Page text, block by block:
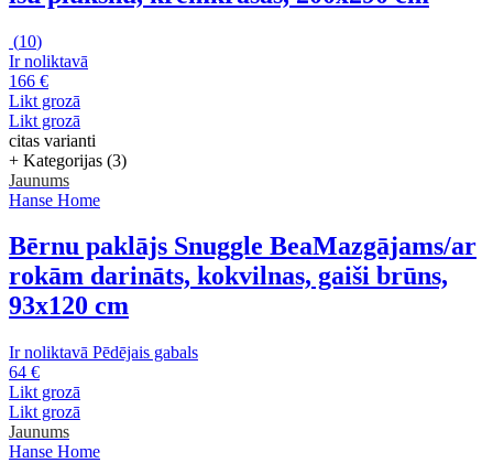
(10)
Ir noliktavā
166 €
Likt grozā
Likt grozā
citas varianti
+ Kategorijas (3)
Jaunums
Hanse Home
Bērnu paklājs Snuggle BeaMazgājams/ar
rokām darināts, kokvilnas, gaiši brūns,
93x120 cm
Ir noliktavā Pēdējais gabals
64 €
Likt grozā
Likt grozā
Jaunums
Hanse Home